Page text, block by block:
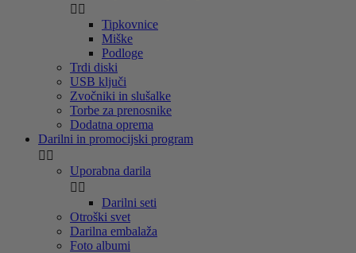
 
Tipkovnice
Miške
Podloge
Trdi diski
USB ključi
Zvočniki in slušalke
Torbe za prenosnike
Dodatna oprema
Darilni in promocijski program
 
Uporabna darila
 
Darilni seti
Otroški svet
Darilna embalaža
Foto albumi